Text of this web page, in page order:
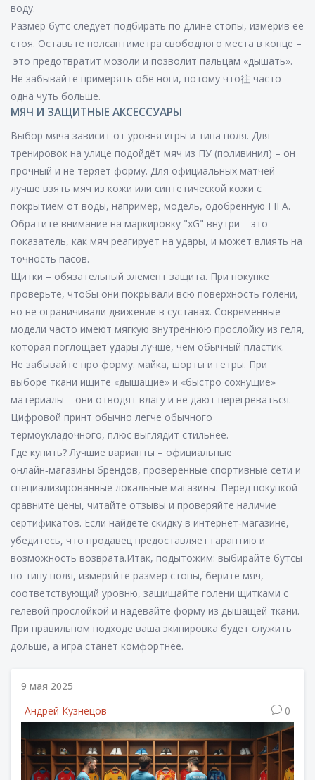
воду.
Размер бутс следует подбирать по длине стопы, измерив её
стоя. Оставьте полсантиметра свободного места в конце –
это предотвратит мозоли и позволит пальцам «дышать».
Не забывайте примерять обе ноги, потому что往 часто
одна чуть больше.
МЯЧ И ЗАЩИТНЫЕ АКСЕССУАРЫ
Выбор мяча зависит от уровня игры и типа поля. Для
тренировок на улице подойдёт мяч из ПУ (поливинил) – он
прочный и не теряет форму. Для официальных матчей
лучше взять мяч из кожи или синтетической кожи с
покрытием от воды, например, модель, одобренную FIFA.
Обратите внимание на маркировку "xG" внутри – это
показатель, как мяч реагирует на удары, и может влиять на
точность пасов.
Щитки – обязательный элемент защита. При покупке
проверьте, чтобы они покрывали всю поверхность голени,
но не ограничивали движение в суставах. Современные
модели часто имеют мягкую внутреннюю прослойку из геля,
которая поглощает удары лучше, чем обычный пластик.
Не забывайте про форму: майка, шорты и гетры. При
выборе ткани ищите «дышащие» и «быстро сохнущие»
материалы – они отводят влагу и не дают перегреваться.
Цифровой принт обычно легче обычного
термоукладочного, плюс выглядит стильнее.
Где купить? Лучшие варианты – официальные
онлайн‑магазины брендов, проверенные спортивные сети и
специализированные локальные магазины. Перед покупкой
сравните цены, читайте отзывы и проверяйте наличие
сертификатов. Если найдете скидку в интернет‑магазине,
убедитесь, что продавец предоставляет гарантию и
возможность возврата.Итак, подытожим: выбирайте бутсы
по типу поля, измеряйте размер стопы, берите мяч,
соответствующий уровню, защищайте голени щитками с
гелевой прослойкой и надевайте форму из дышащей ткани.
При правильном подходе ваша экипировка будет служить
дольше, а игра станет комфортнее.
9 мая 2025
Андрей Кузнецов
0